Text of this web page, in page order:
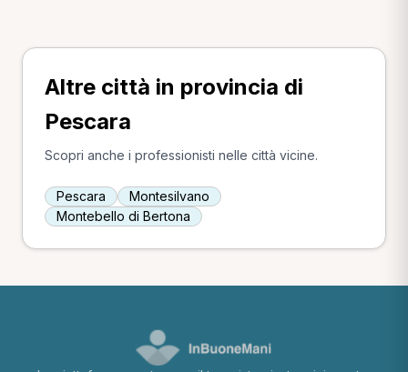
Altre città in provincia di
Pescara
Scopri anche i professionisti nelle città vicine.
Pescara
Montesilvano
Montebello di Bertona